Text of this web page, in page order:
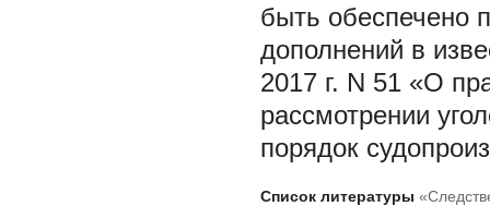
быть обеспечено
дополнений в
2017 г. N 51 «О
рассмотрении
порядок
Список литературы